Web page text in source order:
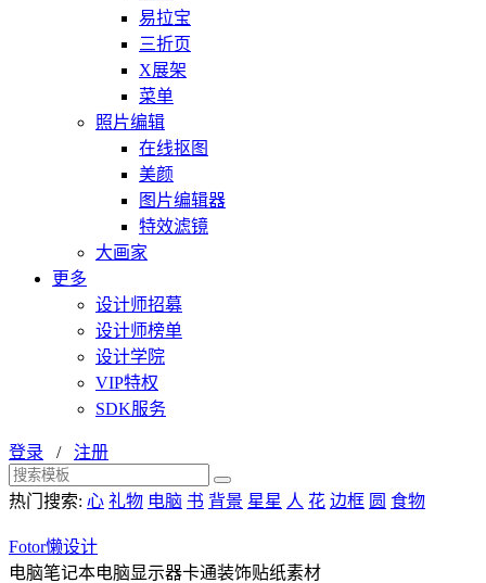
易拉宝
三折页
X展架
菜单
照片编辑
在线抠图
美颜
图片编辑器
特效滤镜
大画家
更多
设计师招募
设计师榜单
设计学院
VIP特权
SDK服务
登录 / 注册
热门搜索: 心 礼物 电脑 书 背景 星星 人 花 边框 圆 食物
Fotor懒设计
电脑笔记本电脑显示器卡通装饰贴纸素材